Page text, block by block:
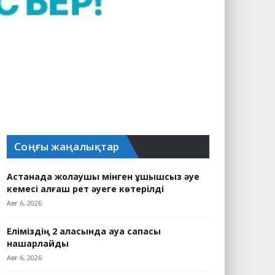
Соңғы жаңалықтар
Астанада жолаушы мінген ұшқышсыз әуе
кемесі алғаш рет әуеге көтерілді
Авг 6, 2026
Еліміздің 2 қаласында ауа сапасы
нашарлайды
Авг 6, 2026